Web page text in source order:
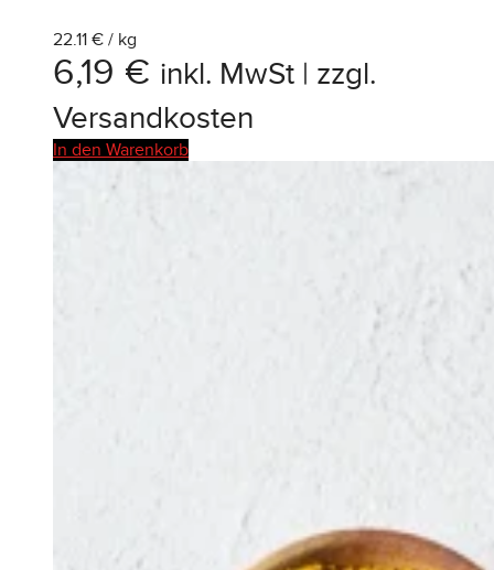
22.11 € / kg
6,19 € inkl. MwSt | zzgl.
Versandkosten
In den Warenkorb